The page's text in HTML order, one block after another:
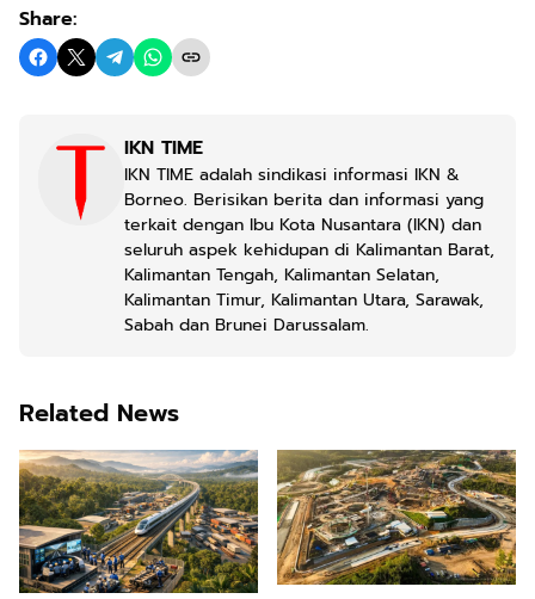
Share:
IKN TIME
IKN TIME adalah sindikasi informasi IKN &
Borneo. Berisikan berita dan informasi yang
terkait dengan Ibu Kota Nusantara (IKN) dan
seluruh aspek kehidupan di Kalimantan Barat,
Kalimantan Tengah, Kalimantan Selatan,
Kalimantan Timur, Kalimantan Utara, Sarawak,
Sabah dan Brunei Darussalam.
Related News